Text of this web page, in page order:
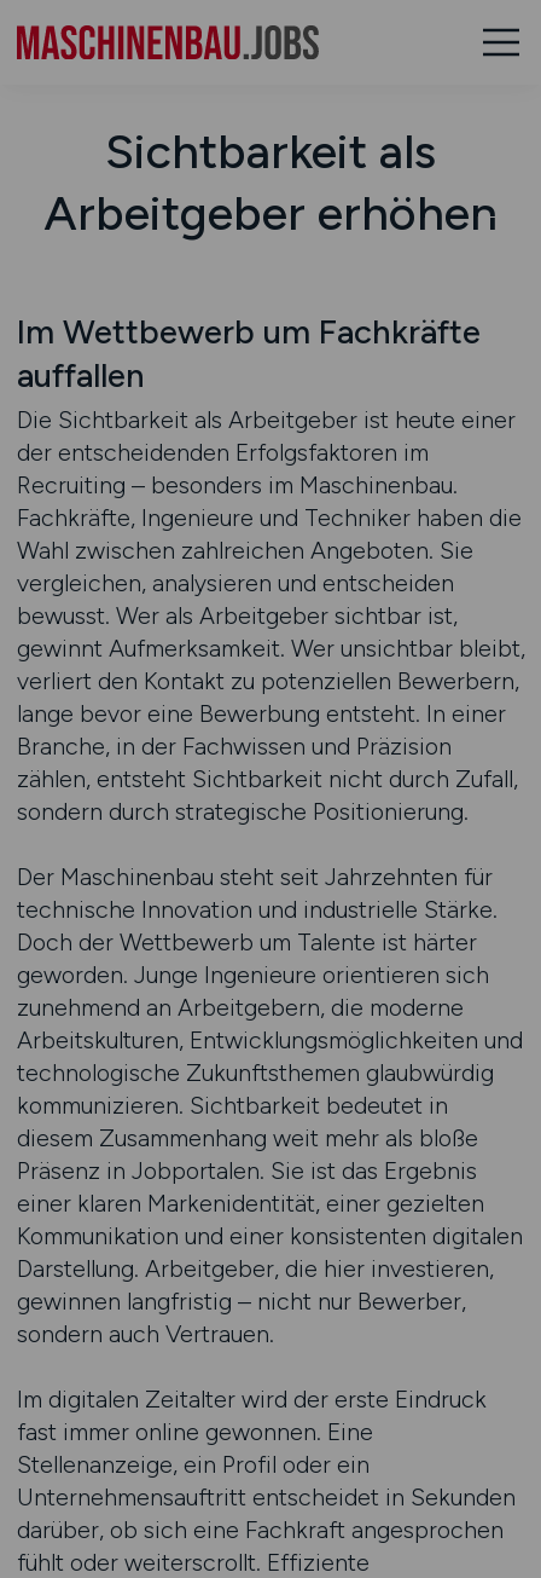
Sichtbarkeit als
Arbeitgeber erhöhen
Im Wettbewerb um Fachkräfte
auffallen
Die Sichtbarkeit als Arbeitgeber ist heute einer
der entscheidenden Erfolgsfaktoren im
Recruiting – besonders im Maschinenbau.
Fachkräfte, Ingenieure und Techniker haben die
Wahl zwischen zahlreichen Angeboten. Sie
vergleichen, analysieren und entscheiden
bewusst. Wer als Arbeitgeber sichtbar ist,
gewinnt Aufmerksamkeit. Wer unsichtbar bleibt,
verliert den Kontakt zu potenziellen Bewerbern,
lange bevor eine Bewerbung entsteht. In einer
Branche, in der Fachwissen und Präzision
zählen, entsteht Sichtbarkeit nicht durch Zufall,
sondern durch strategische Positionierung.
Der Maschinenbau steht seit Jahrzehnten für
technische Innovation und industrielle Stärke.
Doch der Wettbewerb um Talente ist härter
geworden. Junge Ingenieure orientieren sich
zunehmend an Arbeitgebern, die moderne
Arbeitskulturen, Entwicklungsmöglichkeiten und
technologische Zukunftsthemen glaubwürdig
kommunizieren. Sichtbarkeit bedeutet in
diesem Zusammenhang weit mehr als bloße
Präsenz in Jobportalen. Sie ist das Ergebnis
einer klaren Markenidentität, einer gezielten
Kommunikation und einer konsistenten digitalen
Darstellung. Arbeitgeber, die hier investieren,
gewinnen langfristig – nicht nur Bewerber,
sondern auch Vertrauen.
Im digitalen Zeitalter wird der erste Eindruck
fast immer online gewonnen. Eine
Stellenanzeige, ein Profil oder ein
Unternehmensauftritt entscheidet in Sekunden
darüber, ob sich eine Fachkraft angesprochen
fühlt oder weiterscrollt. Effiziente